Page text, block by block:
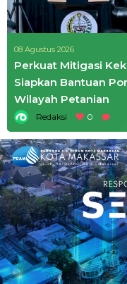
08 Agustus 2026
Perkuat Mitigasi
Siapkan Bantuan
Wilayah Petanian
Redaksi 0